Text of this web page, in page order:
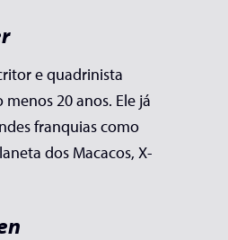
e quadrinista
20 anos. Ele já
franquias como
dos Macacos, X-